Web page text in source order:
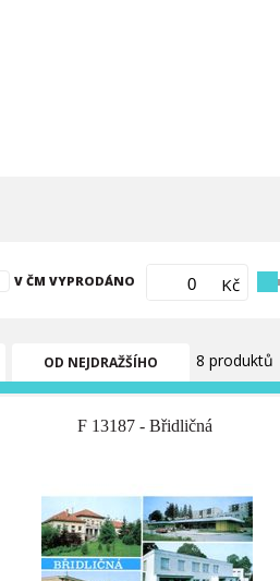
V ČM VYPRODÁNO Kč
OD NEJDRAŽŠÍHO 8 produktů
F 13187 - Břidličná